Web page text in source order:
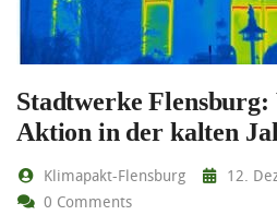
Stadtwerke
Aktion in der kalten
Klimapakt-Flensburg
12.
0 Comments